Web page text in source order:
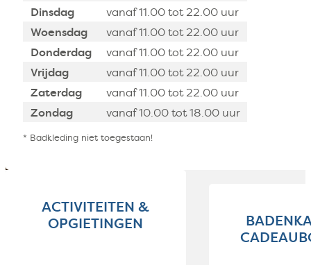
Dinsdag vanaf 11.00 tot 22.00 uur
Woensdag vanaf 11.00 tot 22.00 uur
Donderdag vanaf 11.00 tot 22.00 uur
Vrijdag vanaf 11.00 tot 22.00 uur
Zaterdag vanaf 11.00 tot 22.00 uur
Zondag vanaf 10.00 tot 18.00 uur
* Badkleding niet toegestaan!
ACTIVITEITEN &
OPGIETINGEN